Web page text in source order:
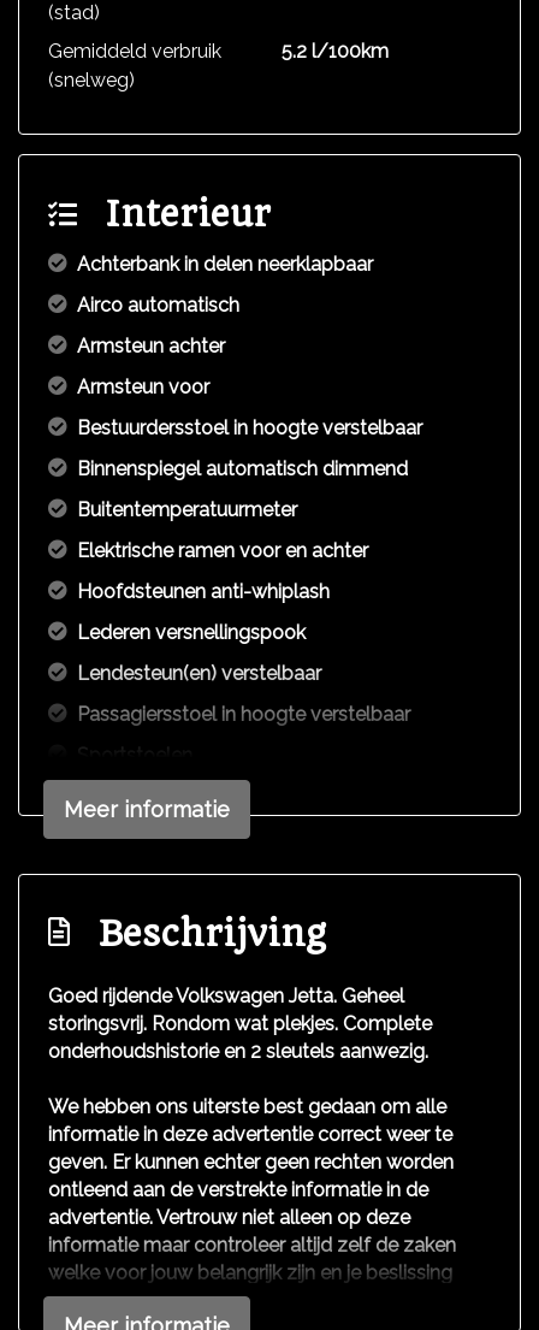
(stad)
Gemiddeld verbruik
(snelweg)
5.2 l/100km
Interieur
Achterbank in delen neerklapbaar
Airco automatisch
Armsteun achter
Armsteun voor
Bestuurdersstoel in hoogte verstelbaar
Binnenspiegel automatisch dimmend
Buitentemperatuurmeter
Elektrische ramen voor en achter
Hoofdsteunen anti-whiplash
Lederen versnellingspook
Lendesteun(en) verstelbaar
Passagiersstoel in hoogte verstelbaar
Sportstoelen
Stuur leder
Stuur verstelbaar
Stuurbekrachtiging snelheidsafhankelijk
Exterieur
Buitenspiegels elektrisch verstel- en
verwarmbaar
Buitenspiegels in carrosseriekleur
Centrale vergrendeling met afstandsbediening
Chroom delen exterieur
Dimlichten automatisch
Dimlichten automatisch en regensensor
Koplampreiniging
Lichtmetalen velgen 16"
Meer informatie
Beschrijving
Goed rijdende Volkswagen Jetta. Geheel
storingsvrij. Rondom wat plekjes. Complete
onderhoudshistorie en 2 sleutels aanwezig.
We hebben ons uiterste best gedaan om alle
informatie in deze advertentie correct weer te
geven. Er kunnen echter geen rechten worden
ontleend aan de verstrekte informatie in de
advertentie. Vertrouw niet alleen op deze
informatie maar controleer altijd zelf de zaken
welke voor jouw belangrijk zijn en je beslissing
zouden kunnen beïnvloeden. Neem contact op